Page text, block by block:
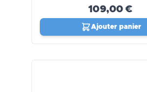
109,00 €
Ajouter panier